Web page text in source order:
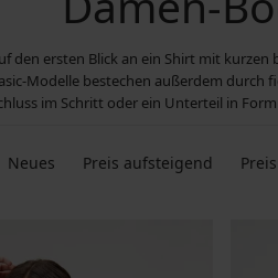
ersten Blick an ein Shirt mit
Modelle bestechen außerdem
im Schritt oder ein Unterteil in
Neues Preis aufsteigend